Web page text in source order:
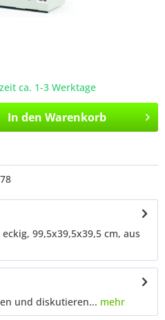
ca. 1-3 Werktage
In den Warenkorb
99,5x39,5x39,5 cm, aus
und diskutieren... mehr